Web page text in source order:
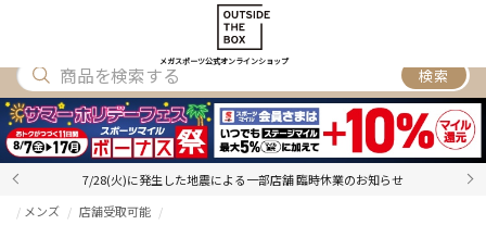
メガスポーツ公式オンラインショップ
ACCESSORY
検索
7/28(火)に発生した地震による一部店舗 臨時休業のお知らせ
メンズ 店舗受取可能